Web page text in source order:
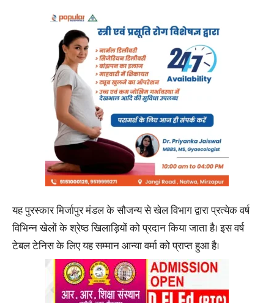
यह पुरस्कार मिर्जापुर मंडल के सौजन्य से खेल विभाग द्वारा प्रत्येक वर्ष
विभिन्न खेलों के श्रेष्ठ खिलाड़ियों को प्रदान किया जाता है। इस वर्ष
टेबल टेनिस के लिए यह सम्मान आन्या वर्मा को प्राप्त हुआ है।